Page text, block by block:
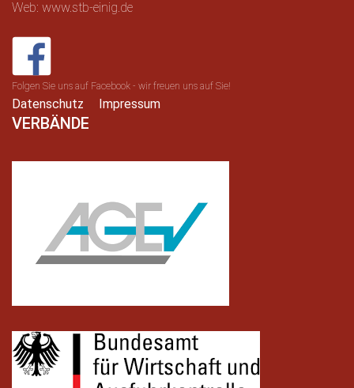
Web: www.stb-einig.de
Folgen Sie uns auf Facebook - wir freuen uns auf Sie!
Datenschutz Impressum
VERBÄNDE